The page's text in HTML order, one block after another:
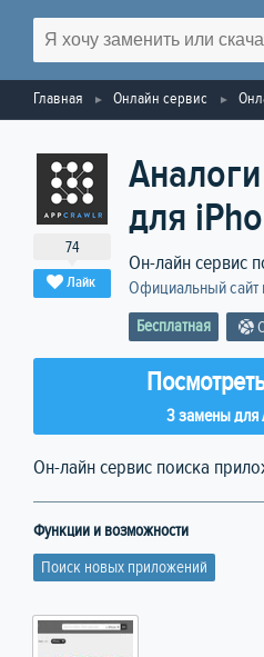
Главная Онлайн сервис
74
Лайк
для
Он-лайн сервис
Официальный
Бесплатная
3 замены для
Он-лайн сервис поиска
Функции и возможности
Поиск новых приложений